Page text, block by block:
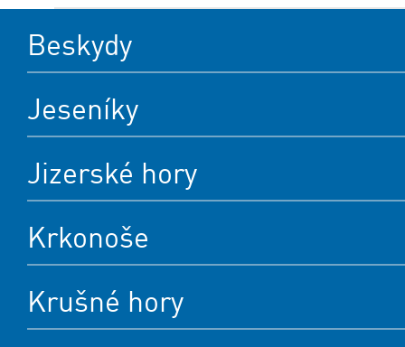
Beskydy
Jeseníky
Jizerské hory
Krkonoše
Krušné hory